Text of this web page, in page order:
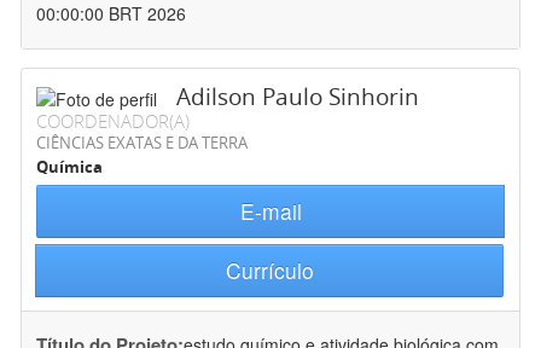
00:00:00 BRT 2026
Adilson Paulo Sinhorin
COORDENADOR(A)
CIÊNCIAS EXATAS E DA TERRA
Química
E-mail
Currículo